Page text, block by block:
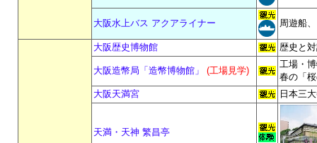
大阪水上バス アクアライナー 周遊船
大阪歴史博物館 歴史と
大阪造幣局「造幣博物館」 (工場見学)
工場・
春の「
大阪天満宮
日本三
天満・天神 繁昌亭